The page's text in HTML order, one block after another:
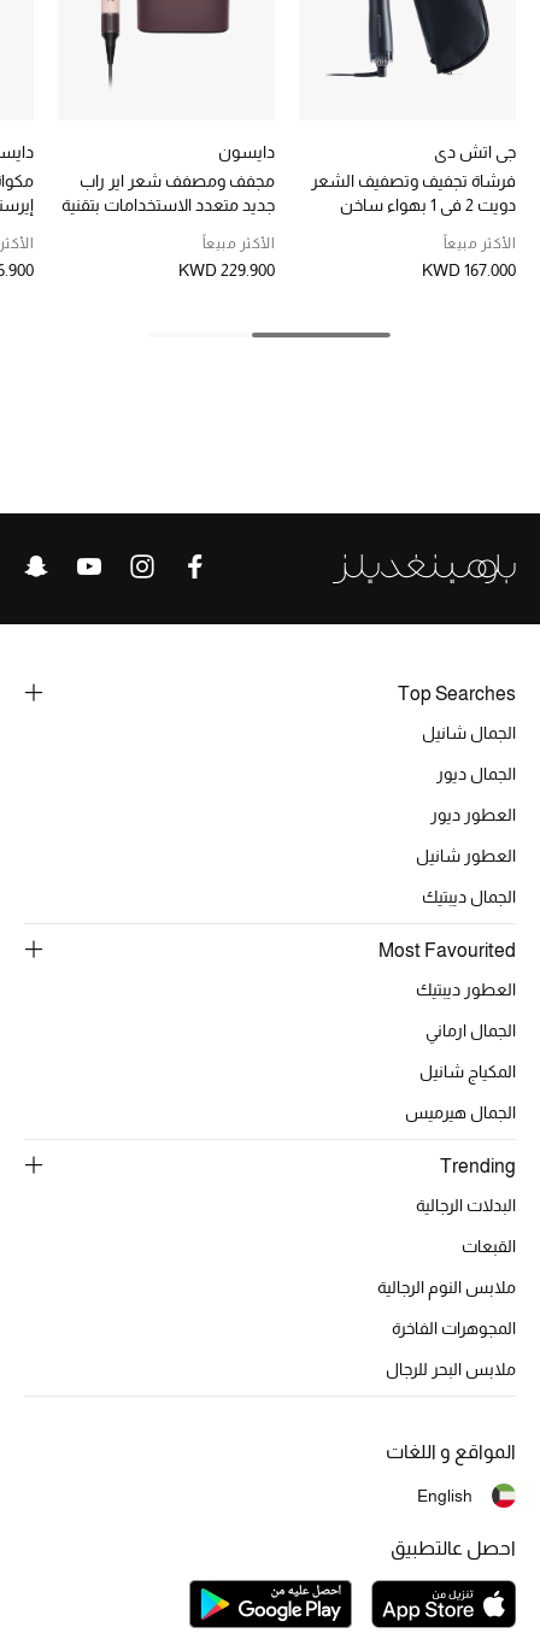
تشكيلة الأعراس
حقائب وأحذية متطابقة
ركن الفخامة
جميع الملابس النسائية
موضة نسائية
الحقائب
الموسم الجديد
دليل ملتزمات الحقائب
حقائب رجالية
أبرز المصممين
أبرز الحقائب
تسوقوا الحقائب
أحذية النسائية
تشكيلة الأحذية
أحذية للأطفال
أبرز المصممين
جي اتش دي
فرشاة تجفيف وتصفيف الشعر
دويت 2 في 1 بهواء ساخن
الأكثر مبيعاً
KWD 167.000
دايسون
مجفف ومصفف شعر اير راب
جديد متعدد الاستخدامات بتقنية
والمموج
الأكثر مبيعاً
KWD 229.900
Top Searches
الجمال شانيل
الجمال ديور
العطور ديور
العطور شانيل
الجمال ديبتيك
Most Favourited
العطور ديبتيك
الجمال ارماني
المكياج شانيل
الجمال هيرميس
Trending
البدلات الرجالية
القبعات
ملابس النوم الرجالية
المجوهرات الفاخرة
ملابس البحر للرجال
المواقع و اللغات
English
احصل عالتطبيق